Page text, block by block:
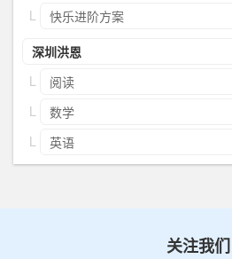
快乐进阶方案
深圳洪恩
阅读
数学
英语
关注我们